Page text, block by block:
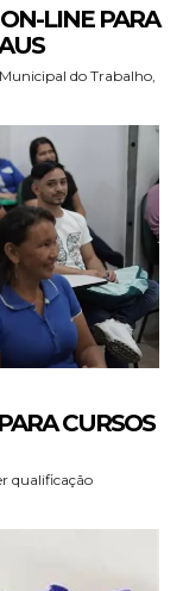
LINE PARA
do Trabalho,
CURSOS
qualificação